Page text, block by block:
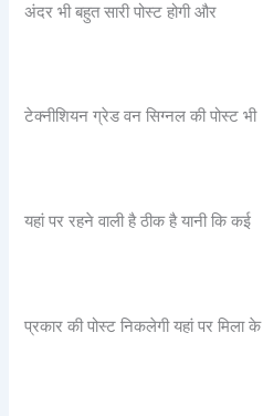
अंदर भी बहुत सारी पोस्ट होगी और
टेक्नीशियन ग्रेड वन सिग्नल की पोस्ट भी
यहां पर रहने वाली है ठीक है यानी कि कई
प्रकार की पोस्ट निकलेगी यहां पर मिला के